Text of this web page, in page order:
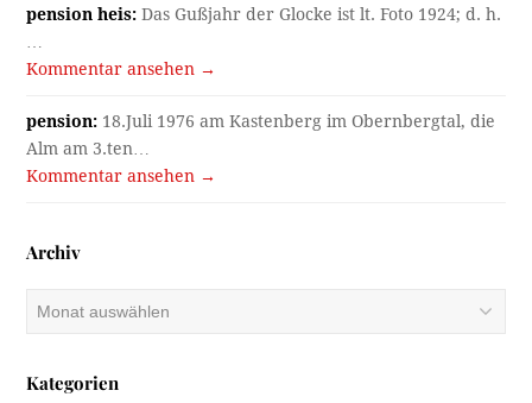
pension heis: Das Gußjahr der Glocke ist lt. Foto 1924; d. h.
Kommentar ansehen →
pension: 18.Juli 1976 am Kastenberg im Obernbergtal, die
Alm am 3.ten…
Kommentar ansehen →
Archiv
Kategorien